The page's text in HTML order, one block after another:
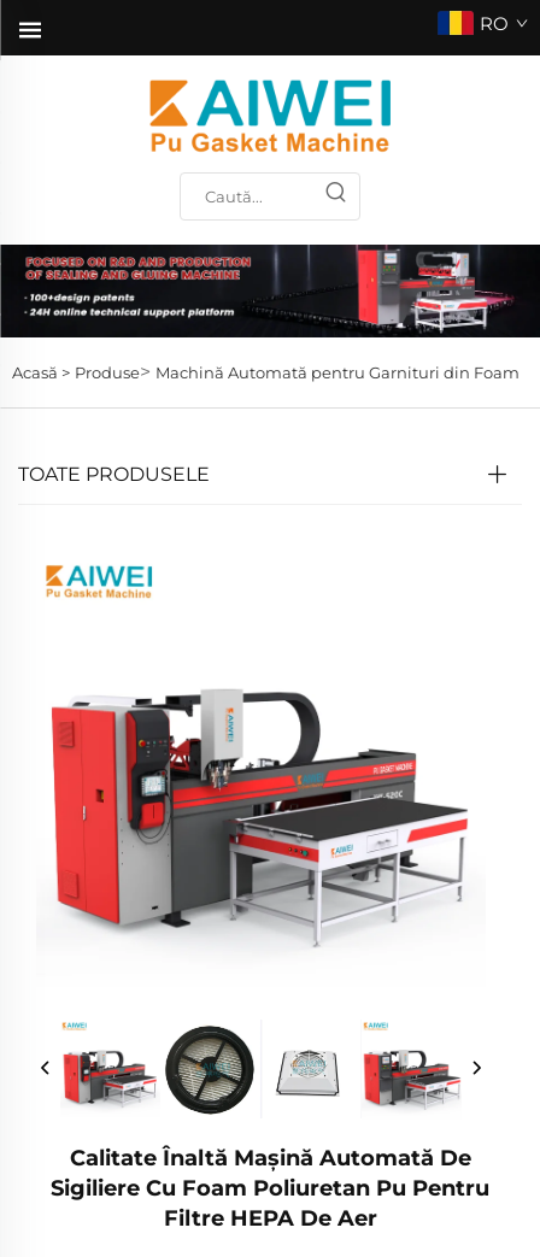
RO
Acasă > Produse> Machină Automată pentru Garnituri din Foam
TOATE PRODUSELE
Calitate Înaltă Mașină Automată De
Sigiliere Cu Foam Poliuretan Pu Pentru
Filtre HEPA De Aer